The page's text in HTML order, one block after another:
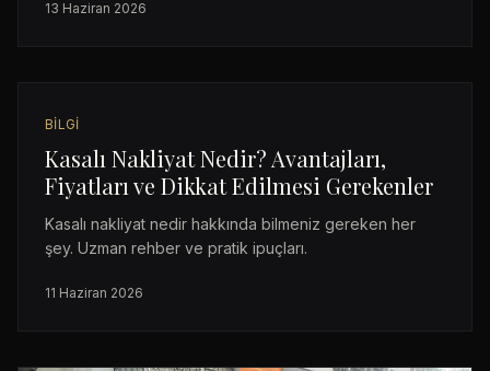
13 Haziran 2026
BILGI
Kasalı Nakliyat Nedir? Avantajları,
Fiyatları ve Dikkat Edilmesi Gerekenler
Kasalı nakliyat nedir hakkında bilmeniz gereken her
şey. Uzman rehber ve pratik ipuçları.
11 Haziran 2026